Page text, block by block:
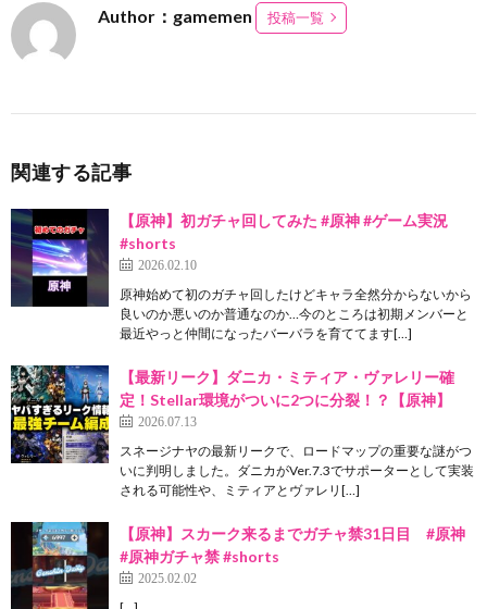
Author：gamemen 投稿一覧
関連する記事
【原神】初ガチャ回してみた #原神 #ゲーム実況
#shorts
2026.02.10
原神始めて初のガチャ回したけどキャラ全然分からないから
良いのか悪いのか普通なのか…今のところは初期メンバーと
最近やっと仲間になったバーバラを育ててます[…]
【最新リーク】ダニカ・ミティア・ヴァレリー確
定！Stellar環境がついに2つに分裂！？【原神】
2026.07.13
スネージナヤの最新リークで、ロードマップの重要な謎がつ
いに判明しました。ダニカがVer.7.3でサポーターとして実装
される可能性や、ミティアとヴァレリ[…]
【原神】スカーク来るまでガチャ禁31日目 #原神
#原神ガチャ禁 #shorts
2025.02.02